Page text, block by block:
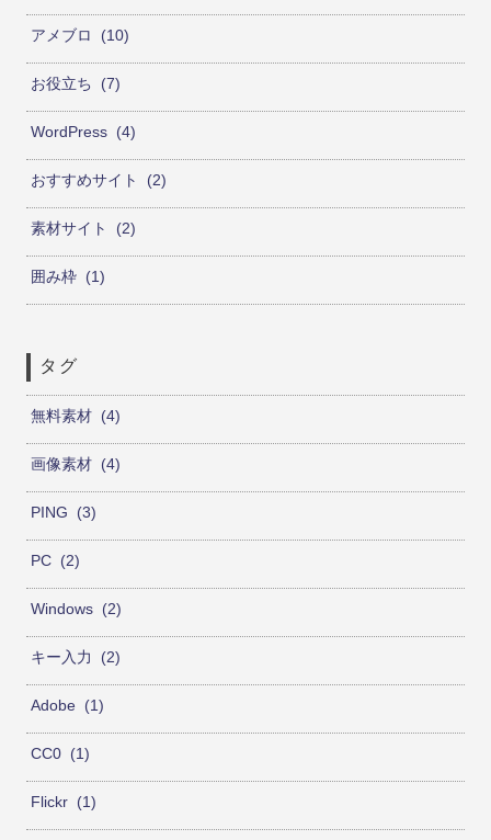
アメブロ 10
お役立ち 7
WordPress 4
おすすめサイト 2
素材サイト 2
囲み枠 1
タグ
無料素材 4
画像素材 4
PING 3
PC 2
Windows 2
キー入力 2
Adobe 1
CC0 1
Flickr 1